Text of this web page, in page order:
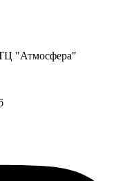
"Атмосфера"